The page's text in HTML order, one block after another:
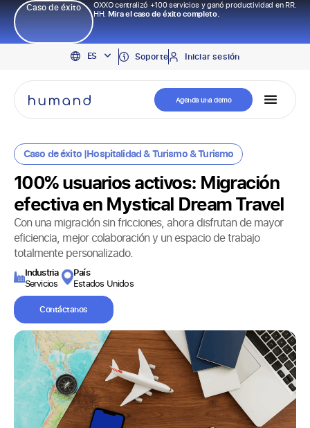
Caso de éxito
OXXO centralizó +100 servicios y ganó productividad en RR.
HH.Mira el caso de éxito completo.
ES
EN
PT
Soporte Iniciar sesión
Agenda una demo
Caso de éxito |Hospitalidad & Turismo&Turismo
100% usuarios activos: Migración
efectiva en Mystical Dream Travel
Con una migración sin fricciones, ahora disfrutan de mayor
eficiencia, mejor colaboración y un espacio de trabajo
totalmente personalizado.
Industria
Servicios
País
Estados Unidos
Contáctanos